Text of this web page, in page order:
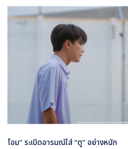
โอม” ระเบิดอารมณ์ใส่ “ตู” อย่างหนัก